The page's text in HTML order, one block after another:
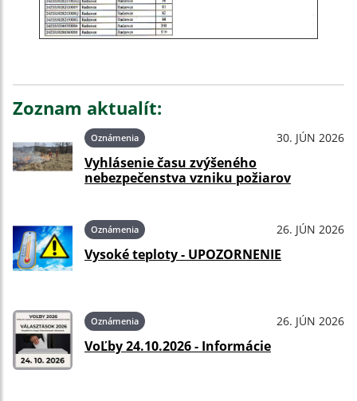
Zoznam aktualít:
Oznámenia 30. JÚN 2026
Vyhlásenie času zvýšeného
nebezpečenstva vzniku požiarov
Oznámenia 26. JÚN 2026
Vysoké teploty - UPOZORNENIE
Oznámenia 26. JÚN 2026
VoĽby 24.10.2026 - Informácie